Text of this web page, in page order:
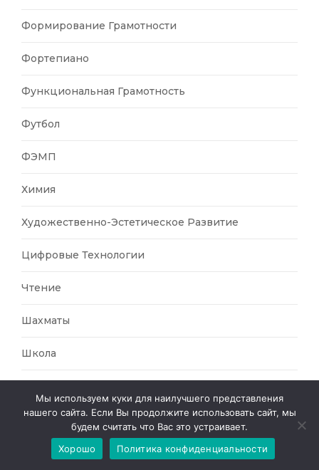
Формирование Грамотности
Фортепиано
Функциональная Грамотность
Футбол
ФЭМП
Химия
Художественно-Эстетическое Развитие
Цифровые Технологии
Чтение
Шахматы
Школа
Экология
Экскурсии
Мы используем куки для наилучшего представления
нашего сайта. Если Вы продолжите использовать сайт, мы
будем считать что Вас это устраивает.
Хорошо
Политика конфиденциальности